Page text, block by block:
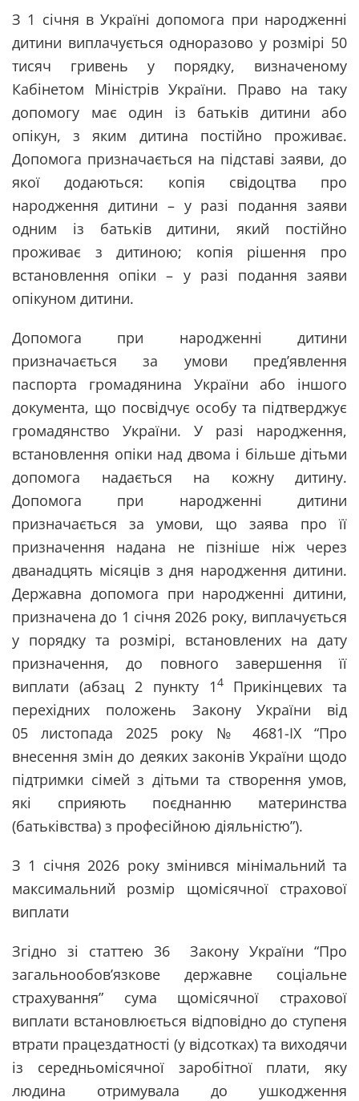
З 1 січня в Україні допомога при народженні
дитини виплачується одноразово у розмірі 50
тисяч гривень у порядку, визначеному
Кабінетом Міністрів України. Право на таку
допомогу має один із батьків дитини або
опікун, з яким дитина постійно проживає.
Допомога призначається на підставі заяви, до
якої додаються: копія свідоцтва про
народження дитини – у разі подання заяви
одним із батьків дитини, який постійно
проживає з дитиною; копія рішення про
встановлення опіки – у разі подання заяви
опікуном дитини.
Допомога при народженні дитини
призначається за умови пред’явлення
паспорта громадянина України або іншого
документа, що посвідчує особу та підтверджує
громадянство України. У разі народження,
встановлення опіки над двома і більше дітьми
допомога надається на кожну дитину.
Допомога при народженні дитини
призначається за умови, що заява про її
призначення надана не пізніше ніж через
дванадцять місяців з дня народження дитини.
Державна допомога при народженні дитини,
призначена до 1 січня 2026 року, виплачується
у порядку та розмірі, встановлених на дату
призначення, до повного завершення її
виплати (абзац 2 пункту 14 Прикінцевих та
перехідних положень Закону України від
05 листопада 2025 року № 4681-IX “Про
внесення змін до деяких законів України щодо
підтримки сімей з дітьми та створення умов,
які сприяють поєднанню материнства
(батьківства) з професійною діяльністю”).
З 1 січня 2026 року змінився мінімальний та
максимальний розмір щомісячної страхової
виплати
Згідно зі статтею 36 Закону України “Про
загальнообов’язкове державне соціальне
страхування” сума щомісячної страхової
виплати встановлюється відповідно до ступеня
втрати працездатності (у відсотках) та виходячи
із середньомісячної заробітної плати, яку
людина отримувала до ушкодження